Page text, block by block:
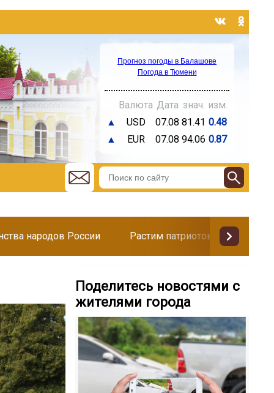
Прогноз погоды в Балашове
Погода в Тюмени
Валюта Дата знач. изм.
▲
USD 07.08 81.41 0.48
▲
EUR 07.08 94.06 0.87
народов России Растим патриотов
Поделитесь новостями с
жителями города